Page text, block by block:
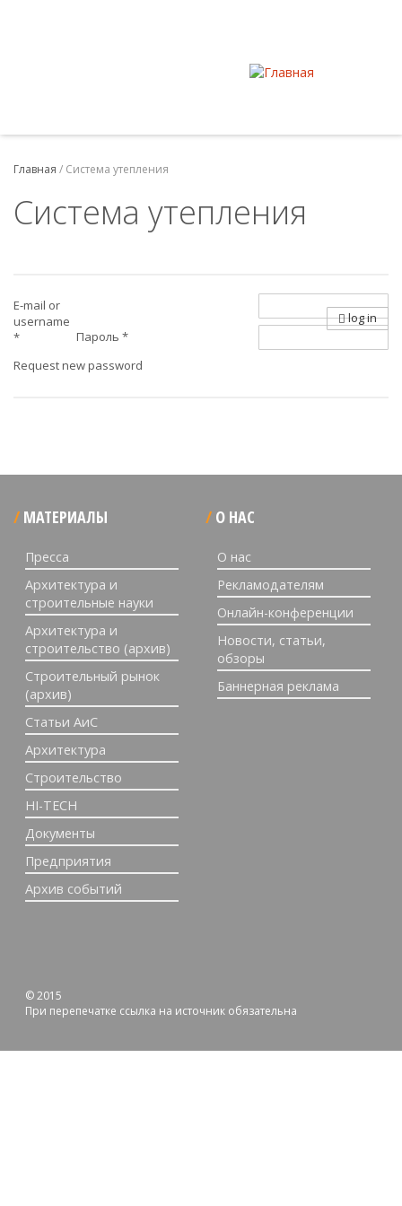
Главная / Система утепления
Система утепления
E-mail or
username
*
Пароль *
Request new password
log in
МАТЕРИАЛЫ
Пресса
Архитектура и
строительные науки
Архитектура и
строительство (архив)
Строительный рынок
(архив)
Статьи АиС
Архитектура
Строительство
HI-TECH
Документы
Предприятия
Архив событий
О НАС
О нас
Рекламодателям
Онлайн-конференции
Новости, статьи,
обзоры
Баннерная реклама
© 2015
При перепечатке ссылка на источник обязательна